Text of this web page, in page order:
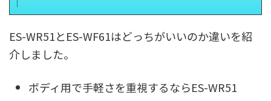
ES-WR51とES-WF61はどっちがいいのか違いを紹
介しました。
ボディ用で手軽さを重視するならES-WR51